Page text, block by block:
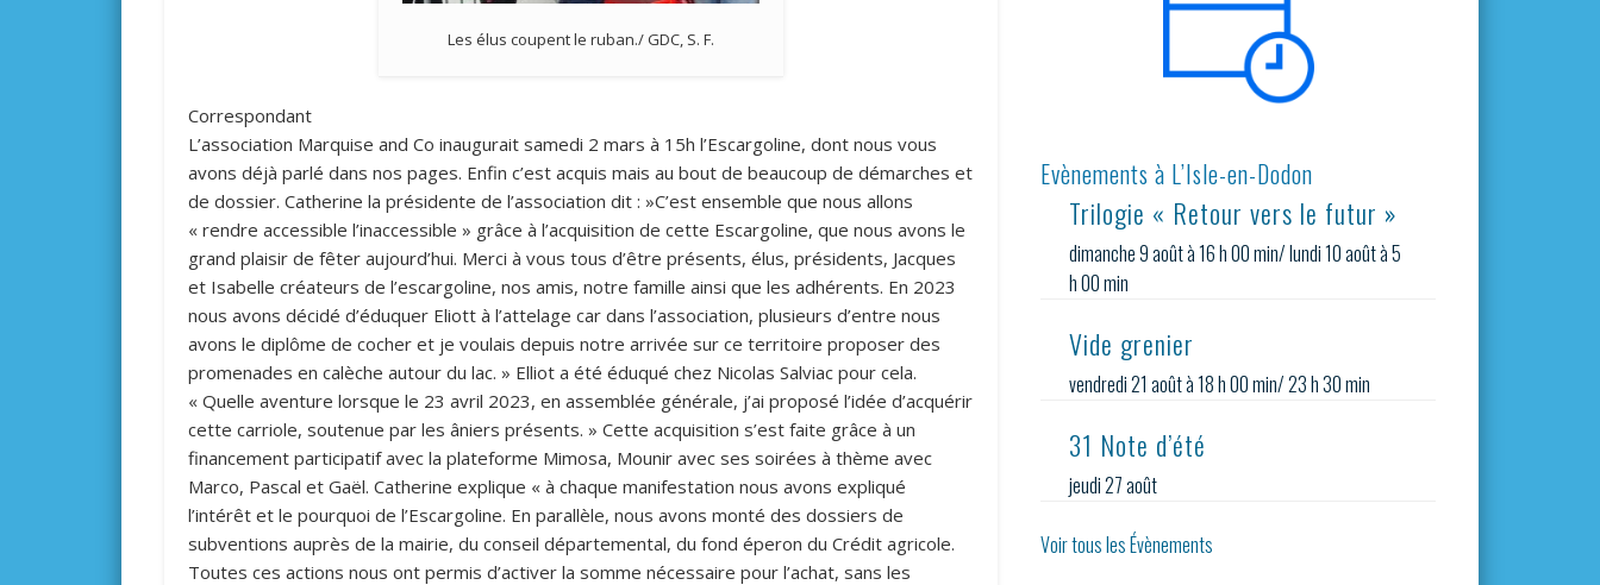
Les élus coupent le ruban./ GDC, S. F.
Correspondant
L’association Marquise and Co inaugurait samedi 2 mars à 15h l’Escargoline, dont nous vous
avons déjà parlé dans nos pages. Enfin c’est acquis mais au bout de beaucoup de démarches et
de dossier. Catherine la présidente de l’association dit : »C’est ensemble que nous allons
« rendre accessible l’inaccessible » grâce à l’acquisition de cette Escargoline, que nous avons le
grand plaisir de fêter aujourd’hui. Merci à vous tous d’être présents, élus, présidents, Jacques
et Isabelle créateurs de l’escargoline, nos amis, notre famille ainsi que les adhérents. En 2023
nous avons décidé d’éduquer Eliott à l’attelage car dans l’association, plusieurs d’entre nous
avons le diplôme de cocher et je voulais depuis notre arrivée sur ce territoire proposer des
promenades en calèche autour du lac. » Elliot a été éduqué chez Nicolas Salviac pour cela.
« Quelle aventure lorsque le 23 avril 2023, en assemblée générale, j’ai proposé l’idée d’acquérir
cette carriole, soutenue par les âniers présents. » Cette acquisition s’est faite grâce à un
financement participatif avec la plateforme Mimosa, Mounir avec ses soirées à thème avec
Marco, Pascal et Gaël. Catherine explique « à chaque manifestation nous avons expliqué
l’intérêt et le pourquoi de l’Escargoline. En parallèle, nous avons monté des dossiers de
subventions auprès de la mairie, du conseil départemental, du fond éperon du Crédit agricole.
Toutes ces actions nous ont permis d’activer la somme nécessaire pour l’achat, sans les
Evènements à L’Isle-en-Dodon
Trilogie « Retour vers le futur »
dimanche 9 août à 16 h 00 min/lundi 10 août à 5
h 00 min
Vide grenier
vendredi 21 août à 18 h 00 min/23 h 30 min
31 Note d’été
jeudi 27 août
Voir tous les Évènements